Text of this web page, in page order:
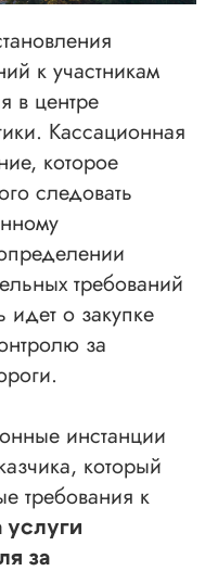
к участникам
в центре
Кассационная
которое
следовать
требований
идет о закупке
за
инстанции
который
требования к
услуги
за